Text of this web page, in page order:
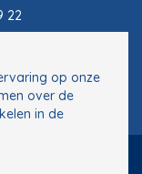
22
reservés.
op onze
over de
in de